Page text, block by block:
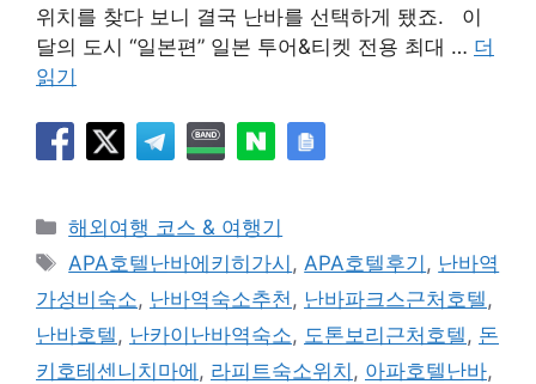
위치를 찾다 보니 결국 난바를 선택하게 됐죠. 이
달의 도시 “일본편” 일본 투어&티켓 전용 최대 … 더
읽기
카
테
리
해외여행 코스 & 여행기
태
그
APA호텔난바에키히가시 ,APA호텔후기 , 난바역
가성비숙소, 난바역숙소추천, 난바파크스근처호텔,
난바호텔, 난카이난바역숙소, 도톤보리근처호텔, 돈
키호테센니치마에 , 라피트숙소위치 , 아파호텔난바,